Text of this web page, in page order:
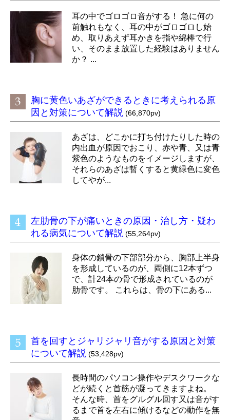
耳の中でゴロゴロ音がする！ 急に何の
前触れもなく、耳の中がゴロゴロし始
め、取りあえず耳かきを指や綿棒で行
い、そのまま放置した経験はありません
か？ ...
胸に黄色いあざができるときに考えられる原
因と対策について解説 (66,870pv)
あざは、どこかに打ち付けたりした時の
内出血が原因でおこり、赤や青、又は青
紫色のようなものをイメージしますが、
それらのあざは暫くすると黄緑色に変色
してやが...
左肋骨の下が痛いときの原因・治し方・疑わ
れる病気について解説 (55,264pv)
身体の鎖骨の下部部分から、胸部上半身
を形成しているのが、両側に12本ずつ
で、計24本の骨で形成されているのが
肋骨です。 これらは、骨の下にある...
首を回すとジャリジャリ音がする原因と対策
について解説 (53,428pv)
長時間のパソコン操作やデスクワークな
どが続くと首筋が凝ってきますよね。
そんな時、首をグルグル回す又は音がす
るまで首を左右に傾けるなどの動作を無